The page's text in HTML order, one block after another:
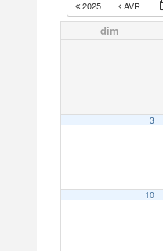
2025 AVR
dim
3
10